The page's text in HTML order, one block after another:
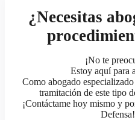
¿Necesitas
¡No te
Estoy aquí para
Como abogado
tramitación de este tipo
¡Contáctame hoy mismo y